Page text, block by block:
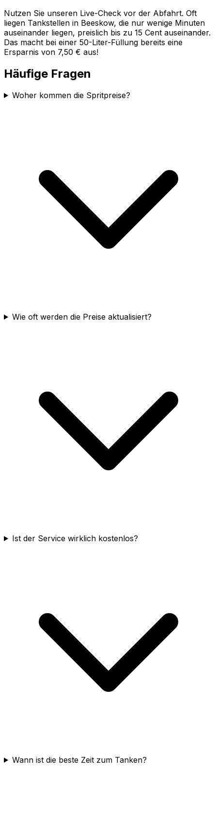
Nutzen Sie unseren Live-Check vor der Abfahrt. Oft
liegen Tankstellen in Beeskow, die nur wenige Minuten
auseinander liegen, preislich bis zu 15 Cent auseinander.
Das macht bei einer 50-Liter-Füllung bereits eine
Ersparnis von 7,50 € aus!
Häufige Fragen
Woher kommen die Spritpreise?
Wie oft werden die Preise aktualisiert?
Ist der Service wirklich kostenlos?
Wann ist die beste Zeit zum Tanken?